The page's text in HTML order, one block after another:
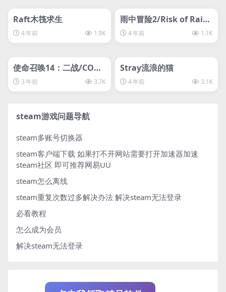
Raft木筏求生
4 年前 1.9K
svip专属
雨中冒险2/Risk of Rain
2 4 年前 1.1K
离线游戏平台别问
使命召唤14：二战/COD1
4/lx3 年前 3.7K
Stray流浪的猫
4 年前 3.1K
steam游戏问题导航
steam多账号切换器
steam客户端下载 如果打不开网站需要打开加速器加速
steam社区 即可推荐网易UU
steam怎么离线
steam重复次数过多解决办法 解决steam无法登录
必看教程
怎么成为会员
解决steam无法登录